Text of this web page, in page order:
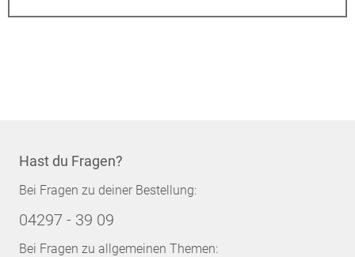
Hast du Fragen?
Bei Fragen zu deiner Bestellung:
04297 - 39 09
Bei Fragen zu allgemeinen Themen: